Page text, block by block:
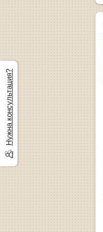
Нужна консультация?